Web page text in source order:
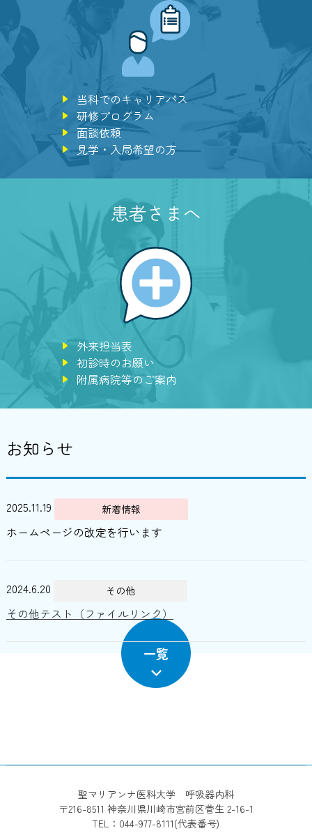
当科でのキャリアパス
研修プログラム
⾯談依頼
見学・入局希望の方
患者さまへ
外来担当表
初診時のお願い
附属病院等のご案内
お知らせ
2025.11.19 新着情報
ホームページの改定を行います
2024.6.20 その他
その他テスト（ファイルリンク）
入局関連
一覧
聖マリアンナ医科大学 呼吸器内科
〒216-8511 神奈川県川崎市宮前区菅生 2-16-1
TEL：044-977-8111(代表番号)